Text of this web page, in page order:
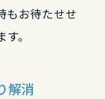
もお待たせせ
。
解消